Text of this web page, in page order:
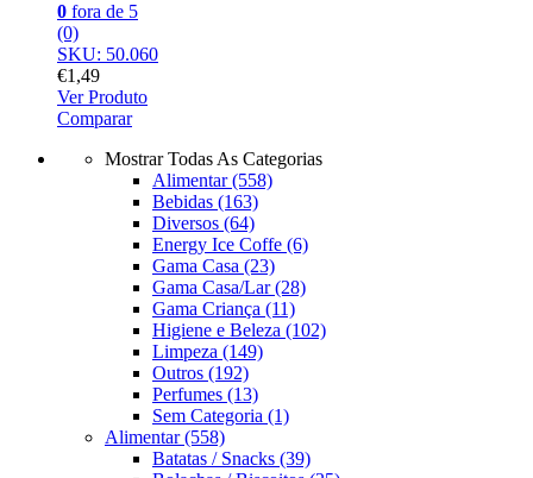
0 fora de 5
(0)
SKU: 50.060
€1,49
Ver Produto
Comparar
Mostrar Todas As Categorias
Alimentar(558)
Bebidas (163)
Diversos (64)
Energy Ice Coffe (6)
Gama Casa (23)
Gama Casa/Lar(28)
Gama Criança (11)
Higiene e Beleza (102)
Limpeza (149)
Outros (192)
Perfumes (13)
Sem Categoria (1)
Alimentar(558)
Batatas / Snacks (39)